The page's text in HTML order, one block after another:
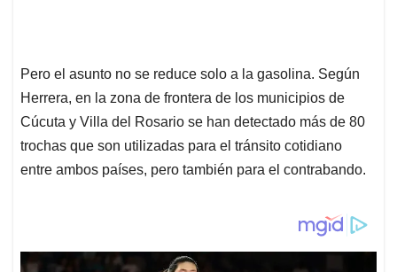
Pero el asunto no se reduce solo a la gasolina. Según
Herrera, en la zona de frontera de los municipios de
Cúcuta y Villa del Rosario se han detectado más de 80
trochas que son utilizadas para el tránsito cotidiano
entre ambos países, pero también para el contrabando.